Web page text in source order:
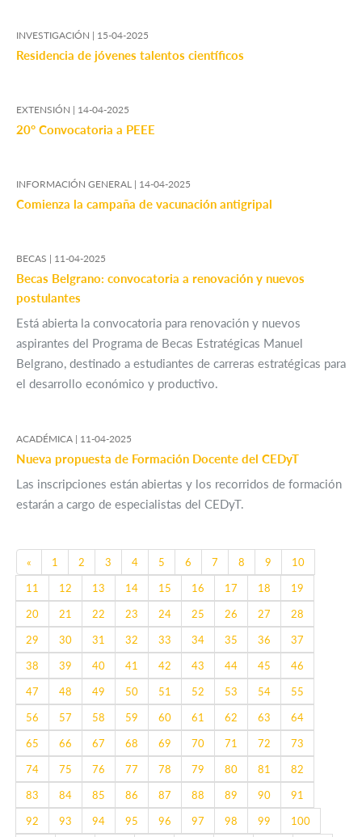
INVESTIGACIÓN | 15-04-2025
Residencia de jóvenes talentos científicos
EXTENSIÓN | 14-04-2025
20° Convocatoria a PEEE
INFORMACIÓN GENERAL | 14-04-2025
Comienza la campaña de vacunación antigripal
BECAS | 11-04-2025
Becas Belgrano: convocatoria a renovación y nuevos
postulantes
Está abierta la convocatoria para renovación y nuevos
aspirantes del Programa de Becas Estratégicas Manuel
Belgrano, destinado a estudiantes de carreras estratégicas para
el desarrollo económico y productivo.
ACADÉMICA | 11-04-2025
Nueva propuesta de Formación Docente del CEDyT
Las inscripciones están abiertas y los recorridos de formación
estarán a cargo de especialistas del CEDyT.
« Previous
1 2 3 4 5 6 7 8 9
10
11
12 13 14 15 16 17 18
19
20
21 22 23 24 25 26 27
28
29
30 31 32 33 34 35 36
37
38
39 40 41 42 43 44 45
46
47
48 49 50 51 52 53 54
55
56
57 58 59 60 61 62 63
64
65
66 67 68 69 70 71 72
73
74
75 76 77 78 79 80 81
82
83
84 85 86 87 88 89 90
91
92
93 94 95 96 97 98 99
100